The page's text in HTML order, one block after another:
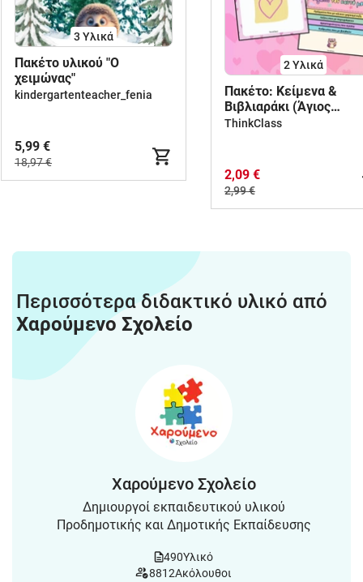
3 Υλικά
Πακέτο υλικού "Ο
χειμώνας"
kindergartenteacher_fenia
5,99 €
18,97 €
2 Υλικά
Πακέτο: Κείμενα &
Βιβλιαράκι (Άγιος
Βαλεντίνος)
ThinkClass
2,09 €
2,99 €
Περισσότερα διδακτικό υλικό από
Χαρούμενο Σχολείο
Χαρούμενο Σχολείο
Δημιουργοί εκπαιδευτικού υλικού
Προδημοτικής και Δημοτικής Εκπαίδευσης
490Υλικό
8812Ακόλουθοι